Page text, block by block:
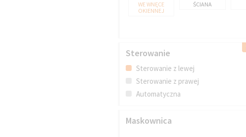
WE WNĘCE
OKIENNEJ
ŚCIANA
Sterowanie
Sterowanie z lewej
Sterowanie z prawej
Automatyczna
Maskownica